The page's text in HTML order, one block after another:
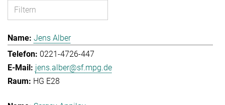
Jens Alber
0221-4726-447
jens.alber@sf.mpg.de
HG E28